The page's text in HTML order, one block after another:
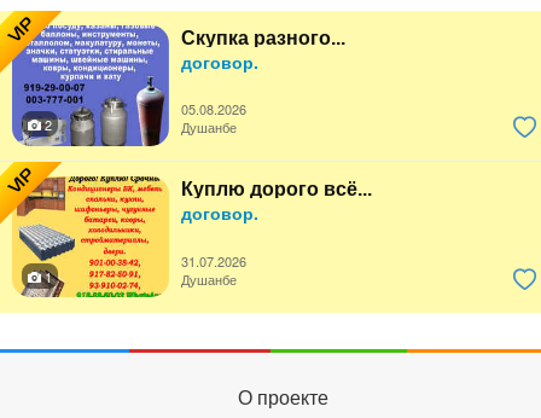
VIP Скупка разного...
договор.
05.08.2026
2
Душанбе
VIP Куплю дорого всё...
договор.
31.07.2026
1
Душанбе
О проекте